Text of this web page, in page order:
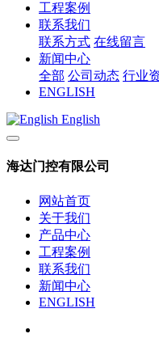
工程案例
联系我们
联系方式 在线留言
新闻中心
全部 公司动态 行业
ENGLISH
English
海达门控有限公司
网站首页
关于我们
产品中心
工程案例
联系我们
新闻中心
ENGLISH